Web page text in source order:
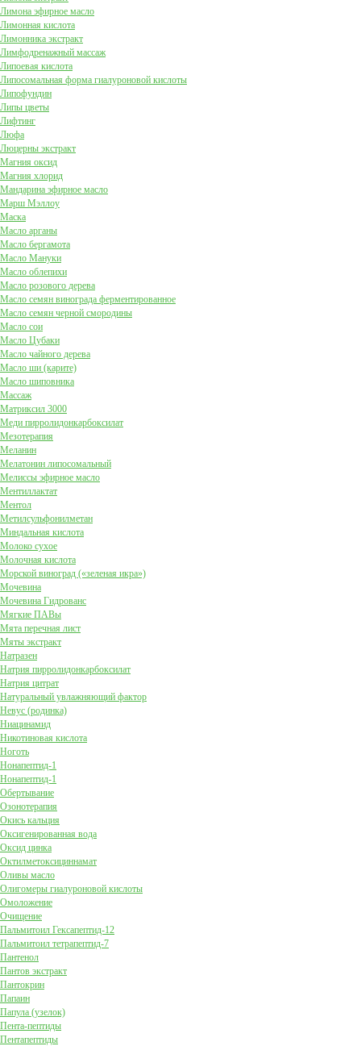
Лимона эфирное масло
Лимонная кислота
Лимонника экстракт
Лимфодренажный массаж
Липоевая кислота
Липосомальная форма гиалуроновой кислоты
Липофундин
Липы цветы
Лифтинг
Люфа
Люцерны экстракт
Магния оксид
Магния хлорид
Мандарина эфирное масло
Марш Мэллоу
Маска
Масло арганы
Масло бергамота
Масло Мануки
Масло облепихи
Масло розового дерева
Масло семян винограда ферментированное
Масло семян черной смородины
Масло сои
Масло Цубаки
Масло чайного дерева
Масло ши (карите)
Масло шиповника
Массаж
Матриксил 3000
Меди пирролидонкарбоксилат
Мезотерапия
Меланин
Мелатонин липосомальный
Мелиссы эфирное масло
Ментиллактат
Ментол
Метилсульфонилметан
Миндальная кислота
Молоко сухое
Молочная кислота
Морской виноград («зеленая икра»)
Мочевина
Мочевина Гидрованс
Мягкие ПАВы
Мята перечная лист
Мяты экстракт
Натразен
Натрия пирролидонкарбоксилат
Натрия цитрат
Натуральный увлажняющий фактор
Невус (родинка)
Ниацинамид
Никотиновая кислота
Ноготь
Нонапептид-1
Нонапептид-1
Обертывание
Озонотерапия
Окись кальция
Оксигенированная вода
Оксид цинка
Октилметоксициннамат
Оливы масло
Олигомеры гиалуроновой кислоты
Омоложение
Очищение
Пальмитоил Гексапептид-12
Пальмитоил тетрапептид-7
Пантенол
Пантов экстракт
Пантокрин
Папаин
Папула (узелок)
Пента-пептиды
Пентапептиды